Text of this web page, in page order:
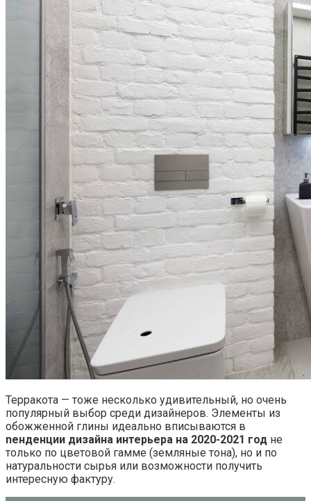
Терракота — тоже несколько удивительный, но очень
популярный выбор среди дизайнеров. Элементы из
обожженной глины идеально вписываются в
nенденции дизайна интерьера на 2020-2021 год не
только по цветовой гамме (земляные тона), но и по
натуральности сырья или возможности получить
интересную фактуру.